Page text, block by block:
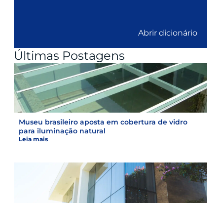
Abrir dicionário
Últimas Postagens
Museu brasileiro aposta em cobertura de vidro
para iluminação natural
Leia mais